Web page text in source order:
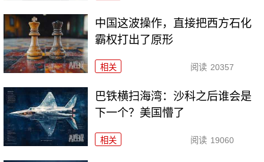
中国这波操作，直接把西方石化
霸权打出了原形
相关 阅读 20357
巴铁横扫海湾：沙科之后谁会是
下一个？美国懵了
相关 阅读 19060